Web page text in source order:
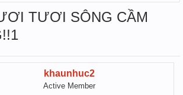
TƯƠI SÔNG CẦM
khaunhuc2
Active Member